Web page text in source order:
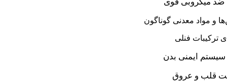
و مواد معدنی گوناگون
ترکیبات فنلی
ایمنی بدن
قلب و عروق